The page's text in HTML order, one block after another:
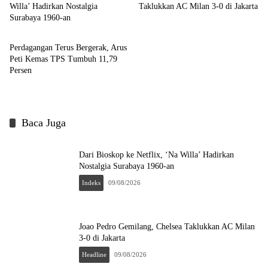
Willa’ Hadirkan Nostalgia
Surabaya 1960-an
Taklukkan AC Milan 3-0 di Jakarta
Indeks
Perdagangan Terus Bergerak, Arus
Peti Kemas TPS Tumbuh 11,79
Persen
Baca Juga
Dari Bioskop ke Netflix, ‘Na Willa’ Hadirkan
Nostalgia Surabaya 1960-an
Indeks 09/08/2026
Joao Pedro Gemilang, Chelsea Taklukkan AC Milan
3-0 di Jakarta
Headline 09/08/2026